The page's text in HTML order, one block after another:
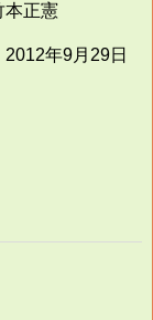
正憲
年9月29日